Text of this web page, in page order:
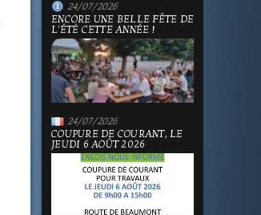
24/07/2026
ENCORE UNE BELLE FÊTE DE
L'ÉTÉ CETTE ANNÉE !
24/07/2026
COUPURE DE COURANT, LE
JEUDI 6 AOÛT 2026